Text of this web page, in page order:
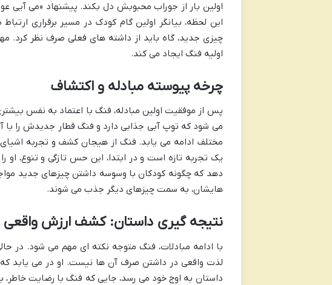
اولین بار از جوراب محبوبش دل بکند. پیشنهاد «می آیی
این لحظه، بیانگر اولین گام کودک در مسیر برقراری
چیزی جدید، گاه باید از داشته های فعلی صرف نظر کرد.
اولیه فنگ ایجاد می کند.
چرخه پیوسته مبادله و اکتشاف
پس از موفقیت اولین مبادله، فنگ با اعتماد به نفس
می شود که توپ آبی جذابی دارد و فنگ قطار جدیدش را با
مختلف ادامه می یابد. فنگ از هیجان کشف و تجربه
یک تجربه تازه است و در ابتدا، این حس تازگی و تنوع،
دهد که چگونه کودکان با وسوسه داشتن چیزهای جدید
هایشان، به سمت چیزهای دیگر جذب می شوند.
نتیجه گیری داستان: کشف ارزش واقعی
با ادامه مبادلات، فنگ متوجه نکته ای مهم می شود. در
لذت واقعی در داشتن صرف آن ها نیست. او در می یابد که
داستان به اوج خود می رسد، جایی که فنگ با رضایت خاطر،